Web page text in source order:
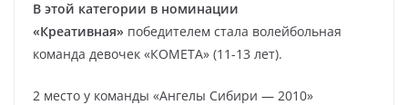
В этой категории в номинации
«Креативная» победителем стала волейбольная
команда девочек «КОМЕТА» (11-13 лет).
2 место у команды «Ангелы Сибири — 2010»